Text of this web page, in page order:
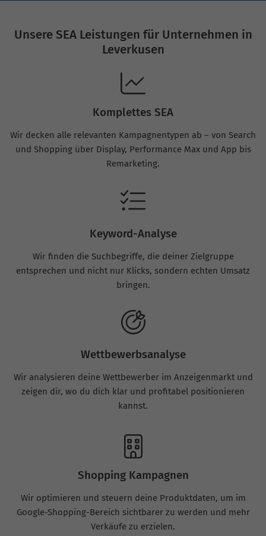
Unsere SEA Leistungen für Unternehmen in
Leverkusen
Komplettes SEA
Wir decken alle relevanten Kampagnentypen ab – von Search
und Shopping über Display, Performance Max und App bis
Remarketing.
Keyword-Analyse
Wir finden die Suchbegriffe, die deiner Zielgruppe
entsprechen und nicht nur Klicks, sondern echten Umsatz
bringen.
Wettbewerbsanalyse
Wir analysieren deine Wettbewerber im Anzeigenmarkt und
zeigen dir, wo du dich klar und profitabel positionieren
kannst.
Shopping Kampagnen
Wir optimieren und steuern deine Produktdaten, um im
Google-Shopping-Bereich sichtbarer zu werden und mehr
Verkäufe zu erzielen.